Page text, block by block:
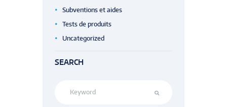
Subventions et aides
Tests de produits
Uncategorized
SEARCH